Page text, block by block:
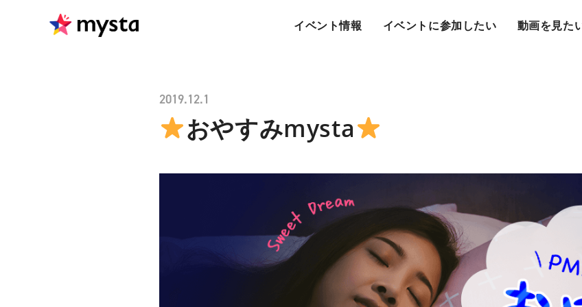
イベント情報 イベントに参加したい 動画を見た
2019.12.1
おやすみmysta